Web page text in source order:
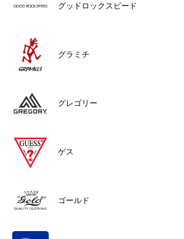
グッドロックスピード
グラミチ
グレゴリー
ゲス
ゴールド